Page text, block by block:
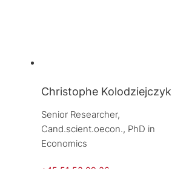
Christophe Kolodziejczyk
Senior Researcher,
Cand.scient.oecon., PhD in
Economics